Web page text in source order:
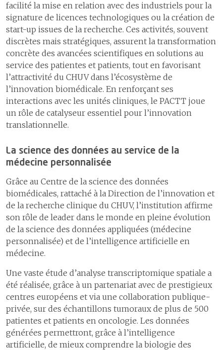
facilité la mise en relation avec des industriels pour la
signature de licences technologiques ou la création de
start-up issues de la recherche. Ces activités, souvent
discrètes mais stratégiques, assurent la transformation
concrète des avancées scientifiques en solutions au
service des patientes et patients, tout en favorisant
l’attractivité du CHUV dans l’écosystème de
l’innovation biomédicale. En renforçant ses
interactions avec les unités cliniques, le PACTT joue
un rôle de catalyseur essentiel pour l’innovation
translationnelle.
La science des données au service de la
médecine personnalisée
Grâce au Centre de la science des données
biomédicales, rattaché à la Direction de l’innovation et
de la recherche clinique du CHUV, l’institution affirme
son rôle de leader dans le monde en pleine évolution
de la science des données appliquées (médecine
personnalisée) et de l’intelligence artificielle en
médecine.
Une vaste étude d’analyse transcriptomique spatiale a
été réalisée, grâce à un partenariat avec de prestigieux
centres européens et via une collaboration publique-
privée, sur des échantillons tumoraux de plus de 500
patientes et patients en oncologie. Les données
générées permettront, grâce à l’intelligence
artificielle, de mieux comprendre la biologie des